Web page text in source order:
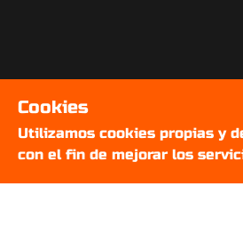
Cookies
Utilizamos cookies propias y
con el fin de mejorar los